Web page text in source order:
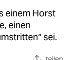
einem Horst
einen
sei.